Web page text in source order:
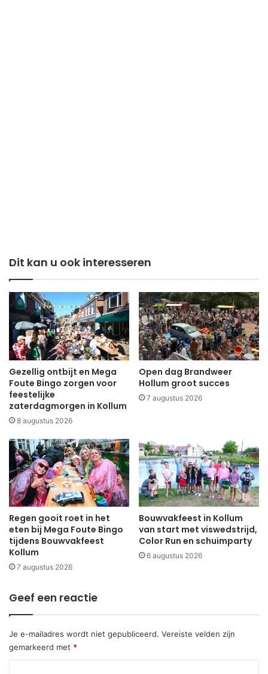
Dit kan u ook interesseren
Gezellig ontbijt en Mega
Foute Bingo zorgen voor
feestelijke
zaterdagmorgen in Kollum
8 augustus 2026
Open dag Brandweer
Hollum groot succes
7 augustus 2026
Regen gooit roet in het
eten bij Mega Foute Bingo
tijdens Bouwvakfeest
Kollum
7 augustus 2026
Bouwvakfeest in Kollum
van start met viswedstrijd,
Color Run en schuimparty
6 augustus 2026
Geef een reactie
Je e-mailadres wordt niet gepubliceerd. Vereiste velden zijn
gemarkeerd met *